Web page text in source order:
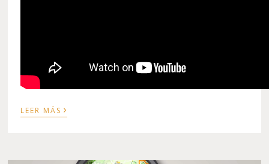
LEER MÁS ›